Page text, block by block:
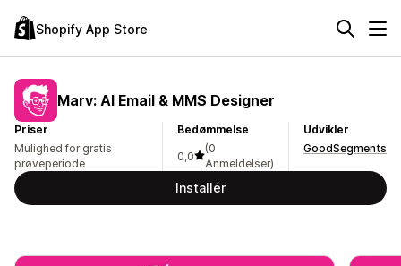
Shopify App Store
Marv: AI Email & MMS Designer
Priser
Mulighed for gratis
prøveperiode
Bedømmelse
0,0
(0
Anmeldelser)
Udvikler
GoodSegments
Installér